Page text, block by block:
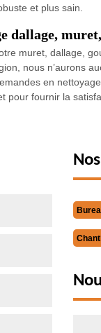
et plus sain.
dallage,
muret, dallage,
nous n’aurons
en
pour fournir la